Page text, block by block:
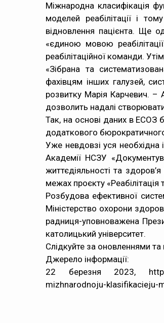
Міжнародна класифікація
моделей реабілітації і
відновлення пацієнта. Ще
«єдиною мовою
реабілітаційної команди.
«Зібрана та
фахівцям інших галузей,
розвитку Марія Карчевич. –
дозволить надалі
Так, на основі даних в ЕСОЗ
додаткового
Уже невдовзі уся необхідна
Академії НСЗУ
життєдіяльності та
межах проєкту
Розбудова ефективної
Міністерство охорони
радниця-уповноважена
католицький університет.
Слідкуйте за оновленнями та
Джерело інформації:
22 березня 2023, https://
mizhnarodnoju-klasifikacieju-